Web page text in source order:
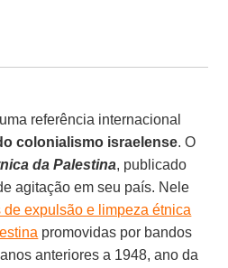
referência internacional
colonialismo israelense. O
da Palestina, publicado
agitação em seu país. Nele
de expulsão e limpeza étnica
promovidas por bandos
anteriores a 1948, ano da